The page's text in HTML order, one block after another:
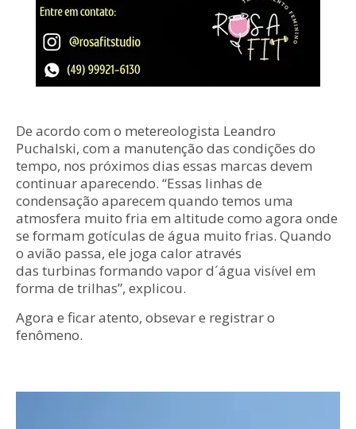
De acordo com o metereologista Leandro
Puchalski, com a manutenção das condições do
tempo, nos próximos dias essas marcas devem
continuar aparecendo. “Essas linhas de
condensação aparecem quando temos uma
atmosfera muito fria em altitude como agora onde
se formam gotículas de água muito frias. Quando
o avião passa, ele joga calor através
das turbinas formando vapor d´água visível em
forma de trilhas”, explicou.
Agora e ficar atento, obsevar e registrar o
fenômeno.